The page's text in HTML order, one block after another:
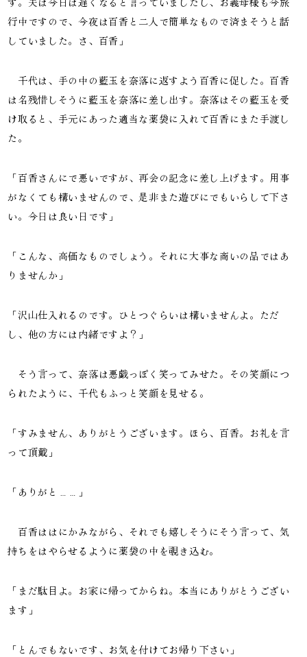
行中ですので、今夜は百香と二人で簡単なもので済まそうと話
していました。さ、百香」
千代は、手の中の藍玉を奈落に返すよう百香に促した。百香
は名残惜しそうに藍玉を奈落に差し出す。奈落はその藍玉を受
け取ると、手元にあった適当な薬袋に入れて百香にまた手渡し
た。
「百香さんにで悪いですが、再会の記念に差し上げます。用事
がなくても構いませんので、是非また遊びにでもいらして下さ
い。今日は良い日です」
「こんな、高価なものでしょう。それに大事な商いの品ではあ
りませんか」
「沢山仕入れるのです。ひとつぐらいは構いませんよ。ただ
し、他の方には内緒ですよ？」
そう言って、奈落は悪戯っぽく笑ってみせた。その笑顔につ
られたように、千代もふっと笑顔を見せる。
「すみません、ありがとうございます。ほら、百香。お礼を言
って頂戴」
「ありがと……」
百香ははにかみながら、それでも嬉しそうにそう言って、気
持ちをはやらせるように薬袋の中を覗き込む。
「まだ駄目よ。お家に帰ってからね。本当にありがとうござい
ます」
「とんでもないです、お気を付けてお帰り下さい」